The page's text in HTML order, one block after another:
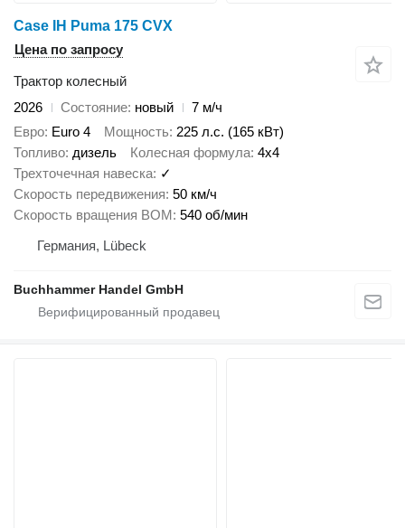
Case IH Puma 175 CVX
Цена по запросу
Трактор колесный
2026
Состояние новый
7 м/ч
Евро Euro 4 Мощность 225 л.с. (165 кВт)
Топливо дизель Колесная формула 4x4
Трехточечная навеска ✓
Скорость передвижения 50 км/ч
Скорость вращения ВОМ 540 об/мин
Германия, Lübeck
Buchhammer Handel GmbH